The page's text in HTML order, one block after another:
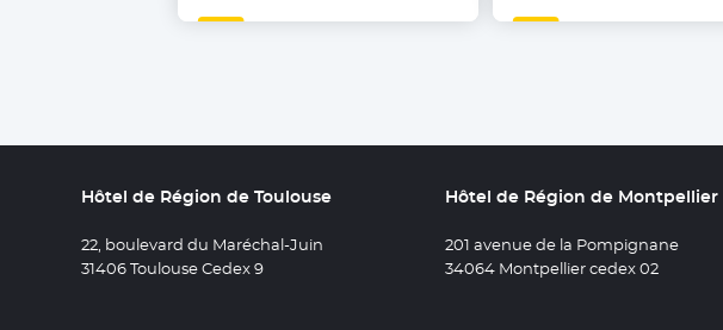
Hôtel de Région de Toulouse
22, boulevard du Maréchal-Juin
31406 Toulouse Cedex 9
Hôtel de Région de Montpellier
201 avenue de la Pompignane
34064 Montpellier cedex 02